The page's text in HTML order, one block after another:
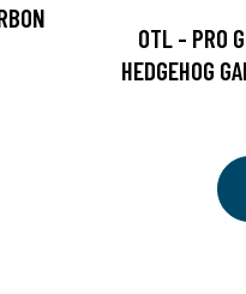
OTL - PRO
HEDGEHOG